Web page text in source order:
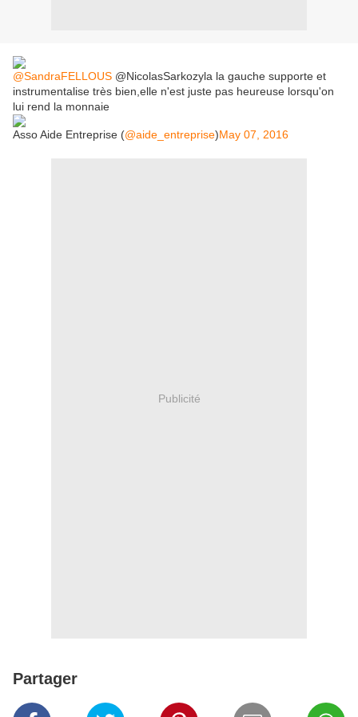
@SandraFELLOUS @NicolasSarkozyla la gauche supporte et
instrumentalise très bien,elle n'est juste pas heureuse lorsqu'on
lui rend la monnaie
Asso Aide Entreprise (@aide_entreprise)May 07, 2016
Publicité
Partager